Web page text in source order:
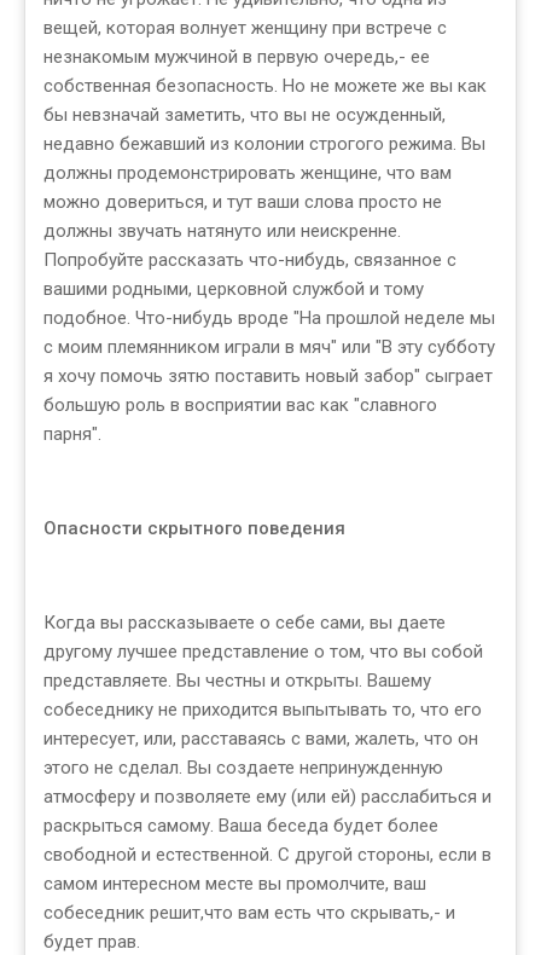
вещей, которая волнует женщину при встрече с
незнакомым мужчиной в первую очередь,- ее
собственная безопасность. Но не можете же вы как
бы невзначай заметить, что вы не осужденный,
недавно бежавший из колонии строгого режима. Вы
должны продемонстрировать женщине, что вам
можно довериться, и тут ваши слова просто не
должны звучать натянуто или неискренне.
Попробуйте рассказать что-нибудь, связанное с
вашими родными, церковной службой и тому
подобное. Что-нибудь вроде "На прошлой неделе мы
с моим племянником играли в мяч" или "В эту субботу
я хочу помочь зятю поставить новый забор" сыграет
большую роль в восприятии вас как "славного
парня".
Опасности скрытного поведения
Когда вы рассказываете о себе сами, вы даете
другому лучшее представление о том, что вы собой
представляете. Вы честны и открыты. Вашему
собеседнику не приходится выпытывать то, что его
интересует, или, расставаясь с вами, жалеть, что он
этого не сделал. Вы создаете непринужденную
атмосферу и позволяете ему (или ей) расслабиться и
раскрыться самому. Ваша беседа будет более
свободной и естественной. С другой стороны, если в
самом интересном месте вы промолчите, ваш
собеседник решит,что вам есть что скрывать,- и
будет прав.